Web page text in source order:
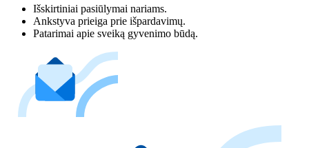
Išskirtiniai pasiūlymai nariams.
Ankstyva prieiga prie išpardavimų.
Patarimai apie sveiką gyvenimo būdą.